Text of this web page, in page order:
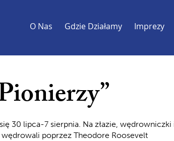
O Nas Gdzie Działamy Imprezy
30 lipca-7 sierpnia. Na złazie, wędrowniczki
poprzez Theodore Roosevelt